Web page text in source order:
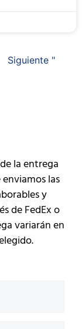
Siguiente "
la entrega
las
y
de FedEx o
variarán en